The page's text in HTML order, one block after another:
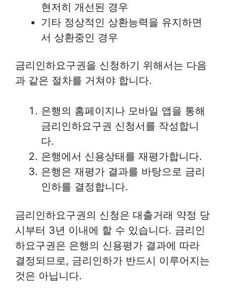
현저히 개선된 경우
기타 정상적인 상환능력을 유지하면
서 상환중인 경우
금리인하요구권을 신청하기 위해서는 다음
과 같은 절차를 거쳐야 합니다.
은행의 홈페이지나 모바일 앱을 통해
금리인하요구권 신청서를 작성합니
다.
은행에서 신용상태를 재평가합니다.
은행은 재평가 결과를 바탕으로 금리
인하를 결정합니다.
금리인하요구권의 신청은 대출거래 약정 당
시부터 3년 이내에 할 수 있습니다. 금리인
하요구권은 은행의 신용평가 결과에 따라
결정되므로, 금리인하가 반드시 이루어지는
것은 아닙니다.